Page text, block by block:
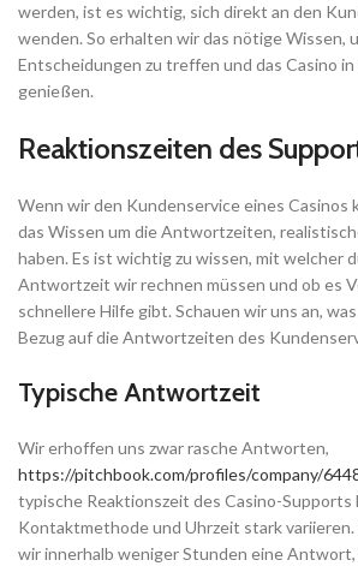
werden, ist es wichtig, sich direkt an den
wenden. So erhalten wir das nötige Wissen,
Entscheidungen zu treffen und das Casino in
genießen.
Reaktionszeiten des
Wenn wir den Kundenservice eines
das Wissen um die Antwortzeiten,
haben. Es ist wichtig zu wissen, mit welcher
Antwortzeit wir rechnen müssen und ob es
schnellere Hilfe gibt. Schauen wir uns an,
Bezug auf die Antwortzeiten des
Typische Antwortzeit
Wir erhoffen uns zwar rasche Antworten,
https://pitchbook.com/profiles/company/
typische Reaktionszeit des Casino-Supports
Kontaktmethode und Uhrzeit stark
wir innerhalb weniger Stunden eine Antwort,